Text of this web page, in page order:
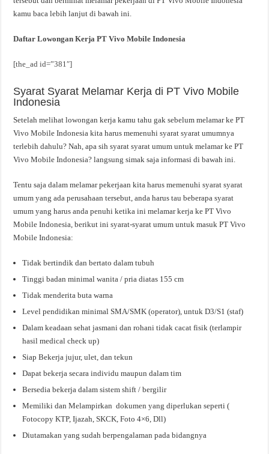
kamu baca lebih lanjut di bawah ini.
Daftar Lowongan Kerja PT Vivo Mobile Indonesia
[the_ad id=”381″]
Syarat Syarat Melamar Kerja di PT Vivo Mobile
Indonesia
Setelah melihat lowongan kerja kamu tahu gak sebelum melamar ke PT
Vivo Mobile Indonesia kita harus memenuhi syarat syarat umumnya
terlebih dahulu? Nah, apa sih syarat syarat umum untuk melamar ke PT
Vivo Mobile Indonesia? langsung simak saja informasi di bawah ini.
Tentu saja dalam melamar pekerjaan kita harus memenuhi syarat syarat
umum yang ada perusahaan tersebut, anda harus tau beberapa syarat
umum yang harus anda penuhi ketika ini melamar kerja ke PT Vivo
Mobile Indonesia, berikut ini syarat-syarat umum untuk masuk PT Vivo
Mobile Indonesia:
Tidak bertindik dan bertato dalam tubuh
Tinggi badan minimal wanita / pria diatas 155 cm
Tidak menderita buta warna
Level pendidikan minimal SMA/SMK (operator), untuk D3/S1 (staf)
Dalam keadaan sehat jasmani dan rohani tidak cacat fisik (terlampir
hasil medical check up)
Siap Bekerja jujur, ulet, dan tekun
Dapat bekerja secara individu maupun dalam tim
Bersedia bekerja dalam sistem shift / bergilir
Memiliki dan Melampirkan dokumen yang diperlukan seperti (
Fotocopy KTP, Ijazah, SKCK, Foto 4×6, Dll)
Diutamakan yang sudah berpengalaman pada bidangnya